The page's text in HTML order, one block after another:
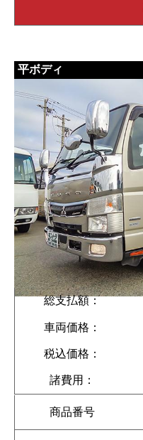
平ボディ
総支払額：
車両価格：
税込価格：
諸費用：
商品番号